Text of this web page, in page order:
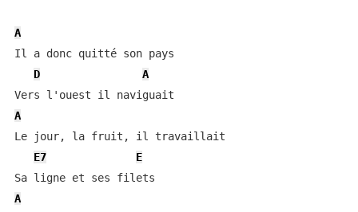
A
Il a donc quitté son pays
D
A
A
Le jour, la fruit, il travaillait
E7
E
A